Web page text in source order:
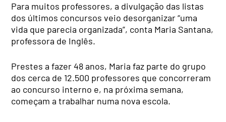
Para muitos professores, a divulgação das listas
dos últimos concursos veio desorganizar “uma
vida que parecia organizada”, conta Maria Santana,
professora de Inglês.
Prestes a fazer 48 anos, Maria faz parte do grupo
dos cerca de 12.500 professores que concorreram
ao concurso interno e, na próxima semana,
começam a trabalhar numa nova escola.